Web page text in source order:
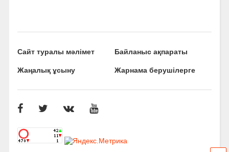
Сайт туралы мәлімет Байланыс ақпараты
Жаңалық ұсыну Жарнама берушілерге